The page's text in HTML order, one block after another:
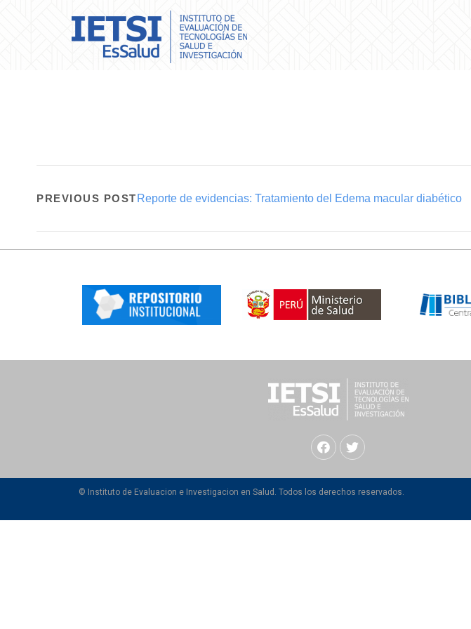
PREVIOUS POST Reporte de evidencias: Tratamiento del Edema macular diabético
© Instituto de Evaluacion e Investigacion en Salud. Todos los derechos reservados.